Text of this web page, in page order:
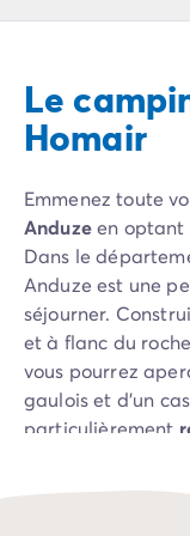
Camping
Camping
Camping Côtes
Camping Ille-et-
Camping Saint-
Camping
Camping Vannes
Camping
Camping Indre-
Camping
Camping
Camping
Camping Corse-
Le
Homair
Emmenez toute
Anduzeen optant
Dans le
Anduze est une
séjourner.
et à flanc du
vous pourrez
gaulois et d’un
particulièrement
national des
permettront de